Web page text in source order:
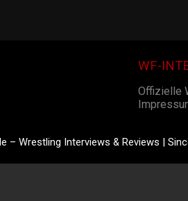
WF-
Offizielle
– Wrestling Interviews & Reviews |